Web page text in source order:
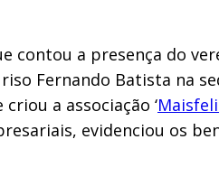
contou a presença do
Fernando Batista na
a associação ‘
evidenciou os